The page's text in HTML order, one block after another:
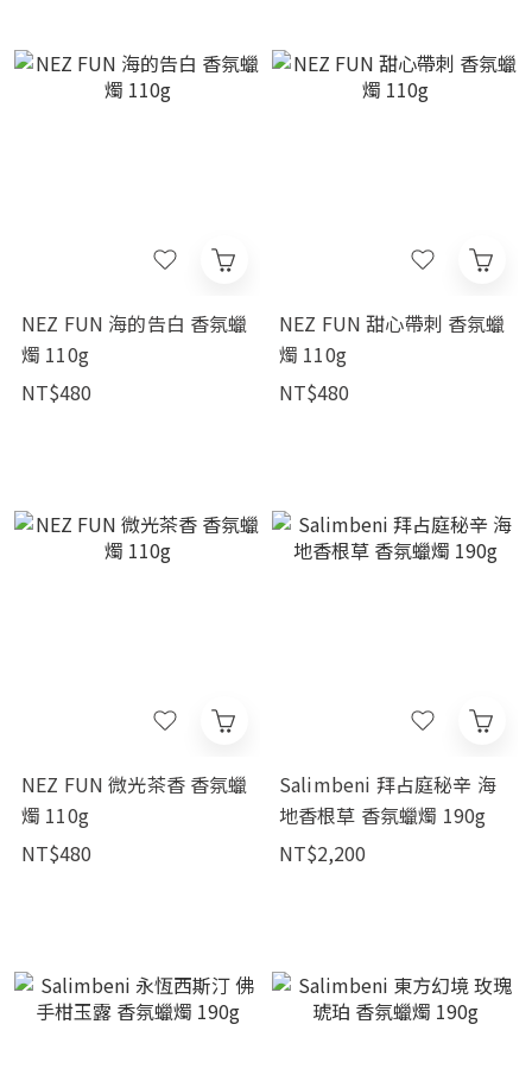
NEZ FUN 海的告白 香氛蠟
燭 110g
NT$480
NEZ FUN 甜心帶刺 香氛蠟
燭 110g
NT$480
NEZ FUN 微光茶香 香氛蠟
燭 110g
NT$480
Salimbeni 拜占庭秘辛 海
地香根草 香氛蠟燭 190g
NT$2,200